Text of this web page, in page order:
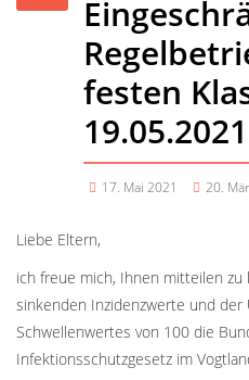
festen
19.05.2021
17. Mai 2021 20.
Liebe Eltern,
ich freue mich, Ihnen mitteilen zu
sinkenden Inzidenzwerte und
Schwellenwertes von 100 die
Infektionsschutzgesetz im